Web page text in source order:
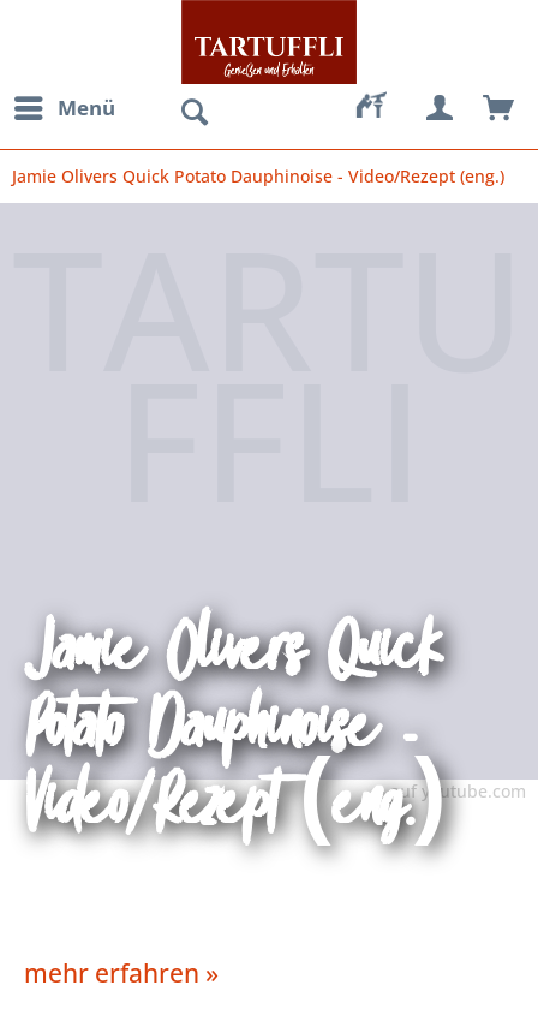
Menü
Jamie Olivers Quick Potato Dauphinoise - Video/Rezept (eng.)
auf youtube.com
Jamie Olivers Quick
Potato Dauphinoise -
Video/Rezept (eng.)
mehr erfahren »